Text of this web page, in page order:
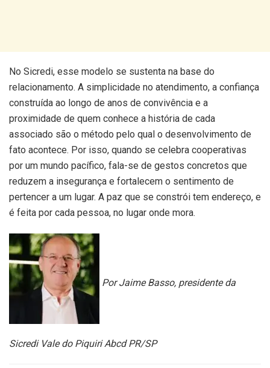
No Sicredi, esse modelo se sustenta na base do
relacionamento. A simplicidade no atendimento, a confiança
construída ao longo de anos de convivência e a
proximidade de quem conhece a história de cada
associado são o método pelo qual o desenvolvimento de
fato acontece. Por isso, quando se celebra cooperativas
por um mundo pacífico, fala-se de gestos concretos que
reduzem a insegurança e fortalecem o sentimento de
pertencer a um lugar. A paz que se constrói tem endereço, e
é feita por cada pessoa, no lugar onde mora.
Por Jaime Basso, presidente da
Sicredi Vale do Piquiri Abcd PR/SP